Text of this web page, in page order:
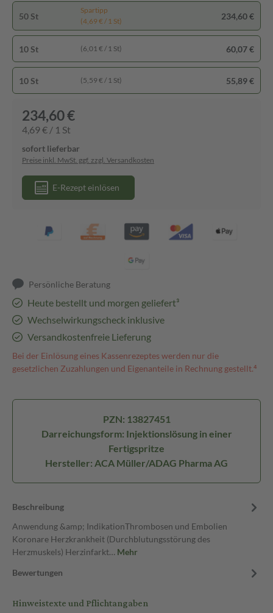
50 St
Spartipp
(4,69 € / 1 St)
234,60 €
10 St (6,01 € / 1 St) 60,07 €
10 St (5,59 € / 1 St) 55,89 €
234,60 €
4,69 € / 1 St
sofort lieferbar
Preise inkl. MwSt. ggf. zzgl. Versandkosten
E-Rezept einlösen
Persönliche Beratung
Heute bestellt und morgen geliefert³
Wechselwirkungscheck inklusive
Versandkostenfreie Lieferung
Bei der Einlösung eines Kassenrezeptes werden nur die
gesetzlichen Zuzahlungen und Eigenanteile in Rechnung gestellt.⁴
PZN: 13827451
Darreichungsform: Injektionslösung in einer
Fertigspritze
Hersteller: ACA Müller/ADAG Pharma AG
Beschreibung
Anwendung &amp; IndikationThrombosen und Embolien
Koronare Herzkrankheit (Durchblutungsstörung des
Herzmuskels) Herzinfarkt… Mehr
Bewertungen
Hinweistexte und Pflichtangaben